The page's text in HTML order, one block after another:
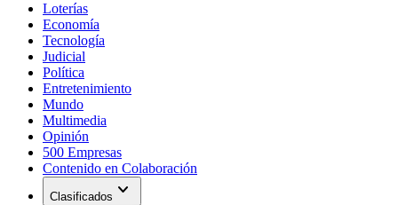
Loterías
Economía
Tecnología
Judicial
Política
Entretenimiento
Mundo
Multimedia
Opinión
500 Empresas
Contenido en Colaboración
Clasificados expand_more